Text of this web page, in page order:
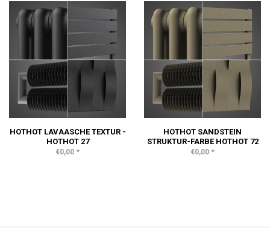
HOTHOT LAVAASCHE TEXTUR -
HOTHOT 27
€0,00 *
HOTHOT SANDSTEIN
STRUKTUR-FARBE HOTHOT 72
€0,00 *